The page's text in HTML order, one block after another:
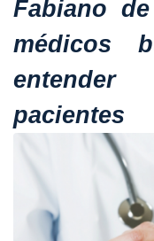
Fabiano
médicos
pacientes